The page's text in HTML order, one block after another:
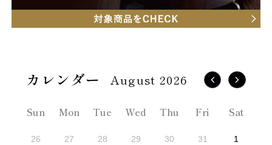
August 2026
Sun Mon Tue Wed Thu Fri Sat
26 27 28 29 30 31 1